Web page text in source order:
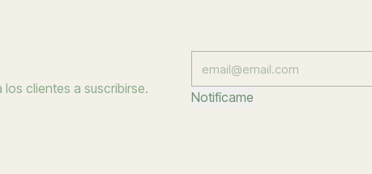
clientes a suscribirse.
Notifícame